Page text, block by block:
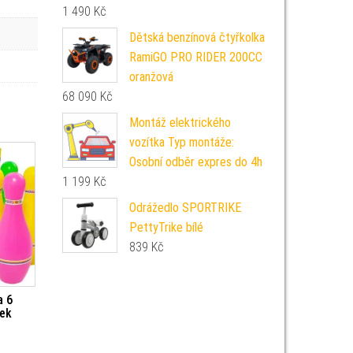
6
1 490 Kč
Dětská benzínová čtyřkolka
RamiGO PRO RIDER 200CC
oranžová
68 090 Kč
Montáž elektrického
vozítka Typ montáže:
Osobní odběr expres do 4h
1 199 Kč
Odrážedlo SPORTRIKE
PettyTrike bílé
839 Kč